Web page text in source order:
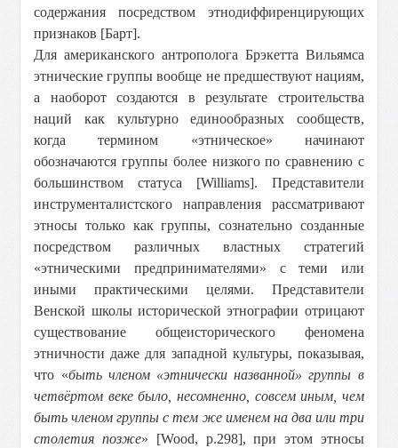
содержания посредством этнодиффиренцирующих
признаков [Барт].
Для американского антрополога Брэкетта Вильямса
этнические группы вообще не предшествуют нациям,
а наоборот создаются в результате строительства
наций как культурно единообразных сообществ,
когда термином «этническое» начинают
обозначаются группы более низкого по сравнению с
большинством статуса [Williams]. Представители
инструменталистского направления рассматривают
этносы только как группы, сознательно созданные
посредством различных властных стратегий
«этническими предпринимателями» с теми или
иными практическими целями. Представители
Венской школы исторической этнографии отрицают
существование общеисторического феномена
этничности даже для западной культуры, показывая,
что «быть членом «этнически названной» группы в
четвёртом веке было, несомненно, совсем иным, чем
быть членом группы с тем же именем на два или три
столетия позже» [Wood, p.298], при этом этносы